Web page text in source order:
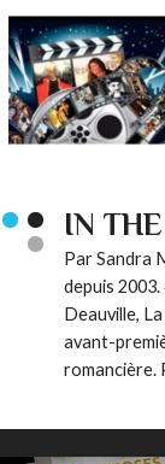
IN
Par Sandra
depuis
Deauville,
avant-
romancière.